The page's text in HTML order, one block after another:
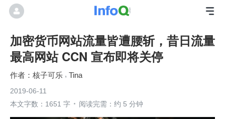
加密货币网站流量皆遭腰斩，昔日流量
最高网站 CCN 宣布即将关停
核子可乐 Tina
2019-06-11
本文字数：1651 字
阅读完需：约 5 分钟